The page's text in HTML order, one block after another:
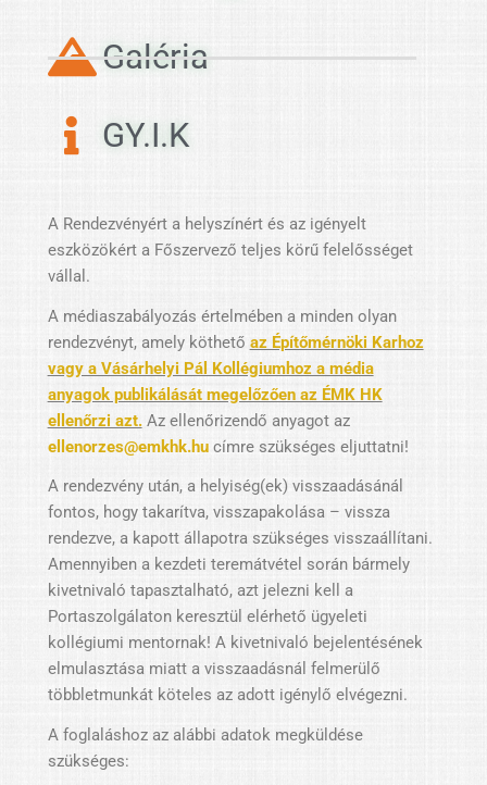
Galéria
GY.I.K
A Rendezvényért a helyszínért és az igényelt
eszközökért a Főszervező teljes körű felelősséget
vállal.
A médiaszabályozás értelmében a minden olyan
rendezvényt, amely köthető az Építőmérnöki Karhoz
vagy a Vásárhelyi Pál Kollégiumhoz a média
anyagok publikálását megelőzően az ÉMK HK
ellenőrzi azt.Az ellenőrizendő anyagot az
ellenorzes@emkhk.hucímre szükséges eljuttatni!
A rendezvény után, a helyiség(ek) visszaadásánál
fontos, hogy takarítva, visszapakolása – vissza
rendezve, a kapott állapotra szükséges visszaállítani.
Amennyiben a kezdeti teremátvétel során bármely
kivetnivaló tapasztalható, azt jelezni kell a
Portaszolgálaton keresztül elérhető ügyeleti
kollégiumi mentornak! A kivetnivaló bejelentésének
elmulasztása miatt a visszaadásnál felmerülő
többletmunkát köteles az adott igénylő elvégezni.
A foglaláshoz az alábbi adatok megküldése
szükséges: